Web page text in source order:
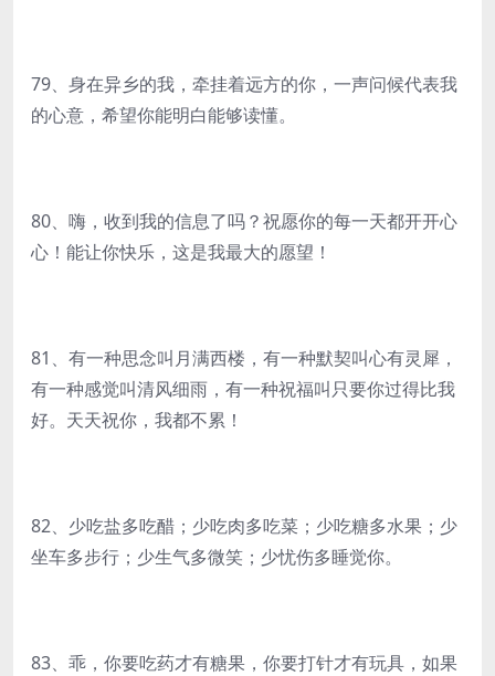
79、身在异乡的我，牵挂着远方的你，一声问候代表我
的心意，希望你能明白能够读懂。
80、嗨，收到我的信息了吗？祝愿你的每一天都开开心
心！能让你快乐，这是我最大的愿望！
81、有一种思念叫月满西楼，有一种默契叫心有灵犀，
有一种感觉叫清风细雨，有一种祝福叫只要你过得比我
好。天天祝你，我都不累！
82、少吃盐多吃醋；少吃肉多吃菜；少吃糖多水果；少
坐车多步行；少生气多微笑；少忧伤多睡觉你。
83、乖，你要吃药才有糖果，你要打针才有玩具，如果